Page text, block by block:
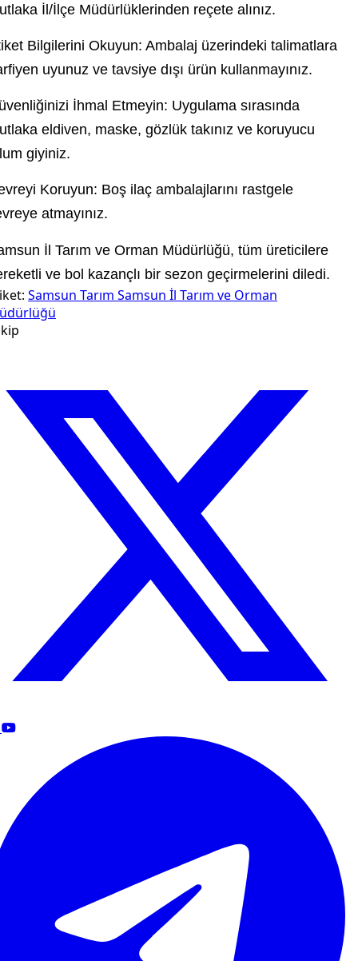
İl/İlçe Müdürlüklerinden reçete alınız.
Bilgilerini Okuyun: Ambalaj üzerindeki talimatlara
uyunuz ve tavsiye dışı ürün kullanmayınız.
İhmal Etmeyin: Uygulama sırasında
eldiven, maske, gözlük takınız ve koruyucu
giyiniz.
Koruyun: Boş ilaç ambalajlarını rastgele
atmayınız.
İl Tarım ve Orman Müdürlüğü, tüm üreticilere
ve bol kazançlı bir sezon geçirmelerini diledi.
Samsun Tarım Samsun İl Tarım ve Orman